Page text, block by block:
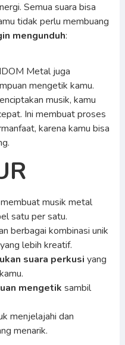
Semua suara bisa
tidak perlu membuang
mengunduh:
Metal juga
mengetik kamu.
musik, kamu
Ini membuat proses
karena kamu bisa
musik metal
satu per satu.
berbagai kombinasi unik
lebih kreatif.
suara perkusi yang
mengetik sambil
menjelajahi dan
menarik.